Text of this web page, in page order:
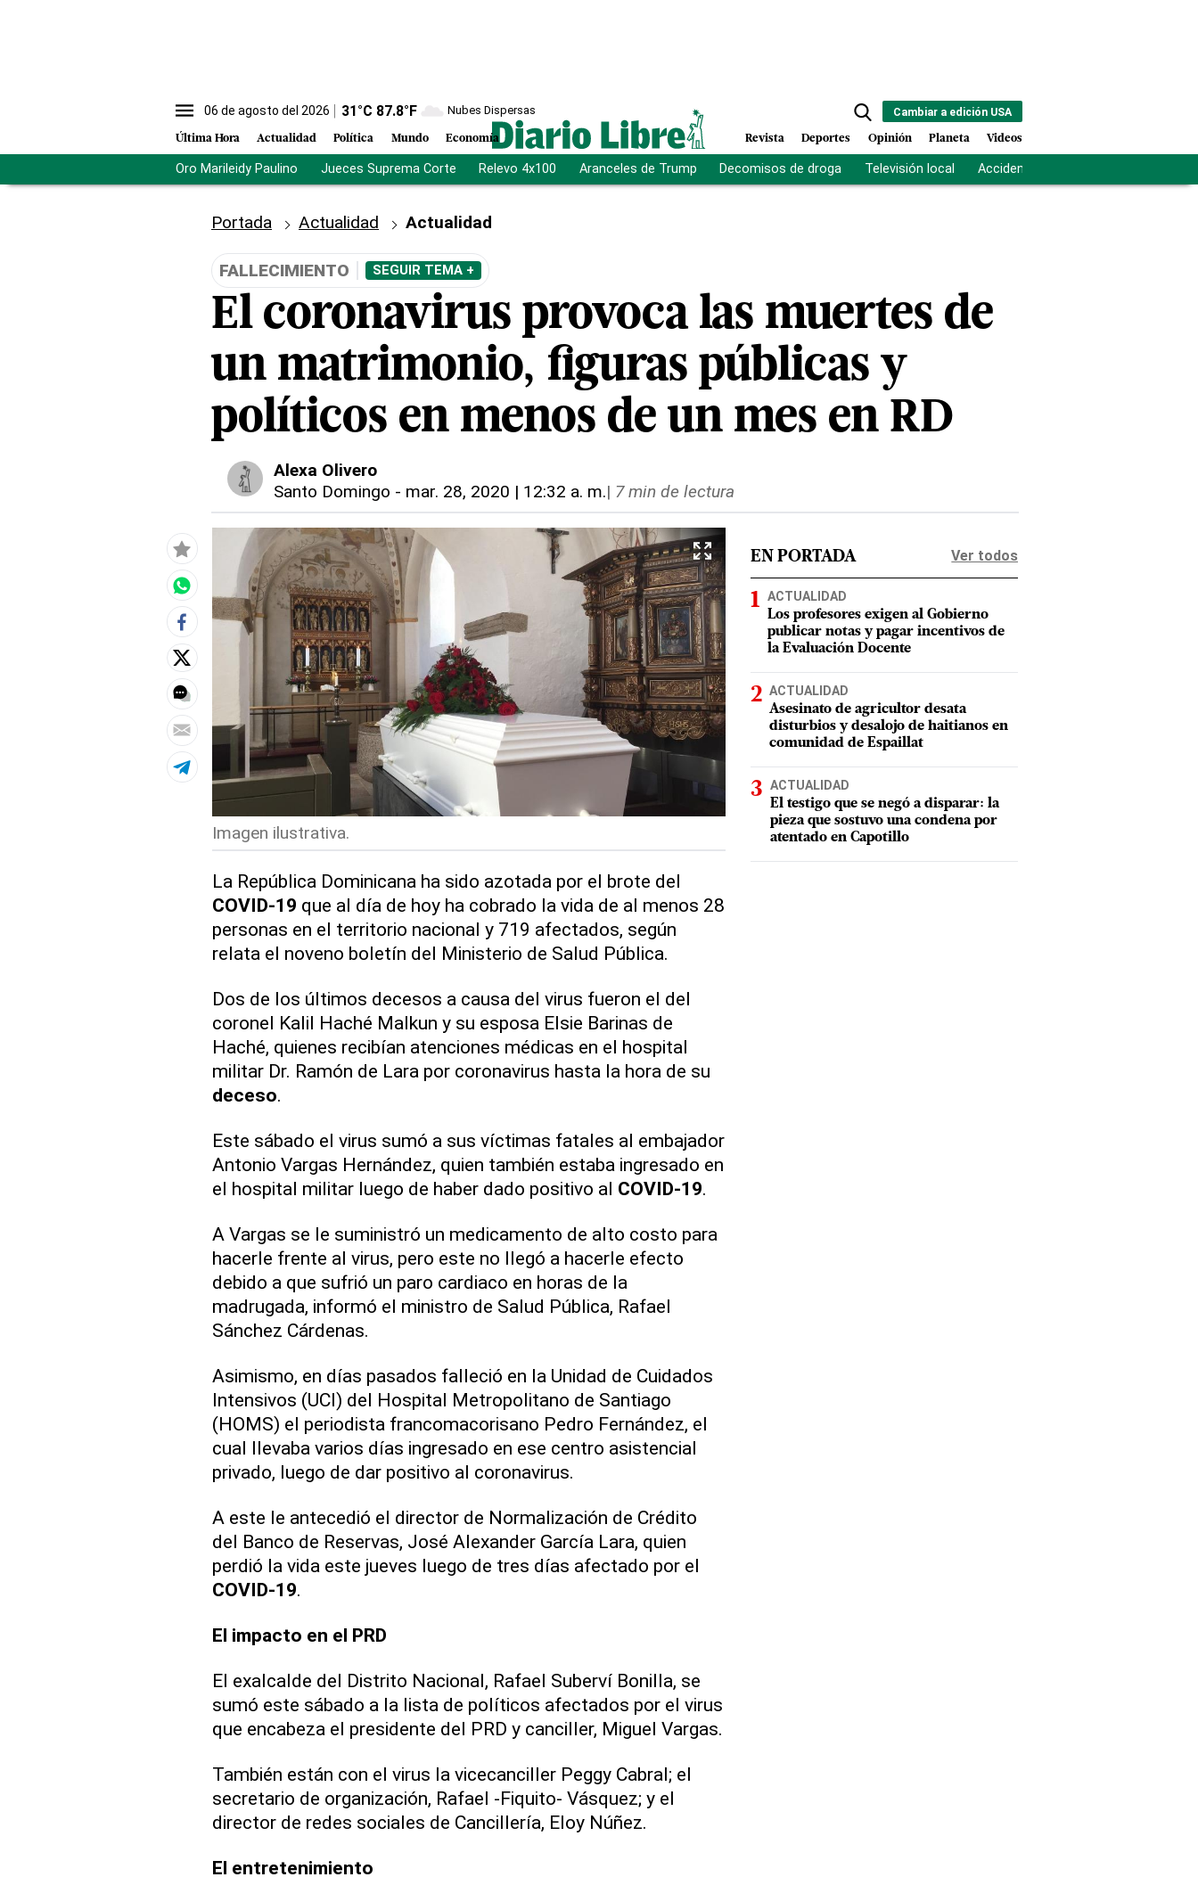
06 de agosto del 2026 31°C 87.8°F Nubes Dispersas
Última Hora Actualidad Política Mundo Economía
Cambiar a edición USA
Revista Deportes Opinión Planeta Videos
Oro Marileidy Paulino Jueces Suprema Corte Relevo 4x100 Aranceles de Trump Decomisos de droga Televisión local Accidente Los Ríos
Portada Actualidad Actualidad
FALLECIMIENTO SEGUIR TEMA +
El coronavirus provoca las muertes de
un matrimonio, figuras públicas y
políticos en menos de un mes en RD
Alexa Olivero
Santo Domingo - mar. 28, 2020 | 12:32 a. m.| 7 min de lectura
Imagen ilustrativa.
La República Dominicana ha sido azotada por el brote del
COVID-19 que al día de hoy ha cobrado la vida de al menos 28
personas en el territorio nacional y 719 afectados, según
relata el noveno boletín del Ministerio de Salud Pública.
Dos de los últimos decesos a causa del virus fueron el del
coronel Kalil Haché Malkun y su esposa Elsie Barinas de
Haché, quienes recibían atenciones médicas en el hospital
militar Dr. Ramón de Lara por coronavirus hasta la hora de su
deceso.
Este sábado el virus sumó a sus víctimas fatales al embajador
Antonio Vargas Hernández, quien también estaba ingresado en
el hospital militar luego de haber dado positivo al COVID-19.
A Vargas se le suministró un medicamento de alto costo para
hacerle frente al virus, pero este no llegó a hacerle efecto
debido a que sufrió un paro cardiaco en horas de la
madrugada, informó el ministro de Salud Pública, Rafael
Sánchez Cárdenas.
Asimismo, en días pasados falleció en la Unidad de Cuidados
Intensivos (UCI) del Hospital Metropolitano de Santiago
(HOMS) el periodista francomacorisano Pedro Fernández, el
cual llevaba varios días ingresado en ese centro asistencial
privado, luego de dar positivo al coronavirus.
A este le antecedió el director de Normalización de Crédito
del Banco de Reservas, José Alexander García Lara, quien
perdió la vida este jueves luego de tres días afectado por el
COVID-19.
El impacto en el PRD
El exalcalde del Distrito Nacional, Rafael Suberví Bonilla, se
sumó este sábado a la lista de políticos afectados por el virus
que encabeza el presidente del PRD y canciller, Miguel Vargas.
También están con el virus la vicecanciller Peggy Cabral; el
secretario de organización, Rafael -Fiquito- Vásquez; y el
director de redes sociales de Cancillería, Eloy Núñez.
El entretenimiento
EN PORTADA Ver todos
ACTUALIDAD
Los profesores exigen al Gobierno
publicar notas y pagar incentivos de
la Evaluación Docente
ACTUALIDAD
Asesinato de agricultor desata
disturbios y desalojo de haitianos en
comunidad de Espaillat
ACTUALIDAD
El testigo que se negó a disparar: la
pieza que sostuvo una condena por
atentado en Capotillo